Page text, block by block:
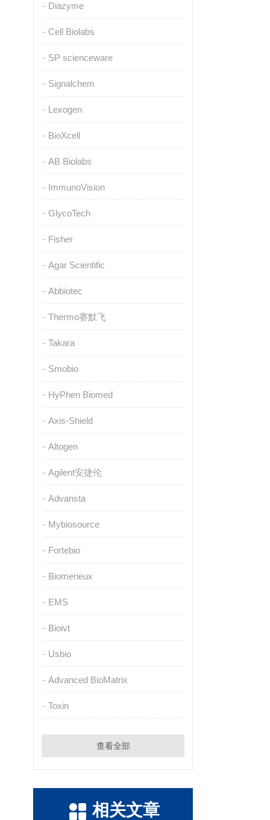
Diazyme
Cell Biolabs
SP scienceware
Signalchem
Lexogen
BioXcell
AB Biolabs
ImmunoVision
GlycoTech
Fisher
Agar Scientific
Abbiotec
Thermo赛默飞
Takara
Smobio
HyPhen Biomed
Axis-Shield
Altogen
Agilent安捷伦
Advansta
Mybiosource
Fortebio
Biomerieux
EMS
Bioivt
Usbio
Advanced BioMatrix
Toxin
查看全部
相关文章